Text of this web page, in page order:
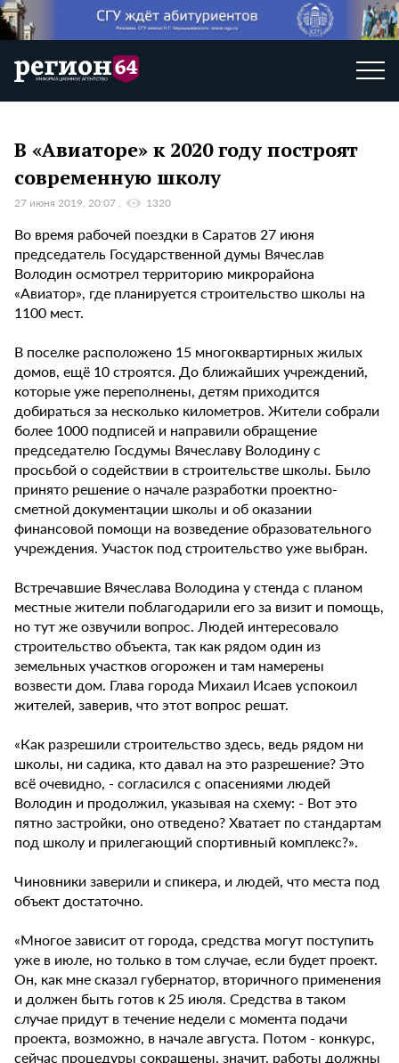
В «Авиаторе» к 2020 году построят
современную школу
27 июня 2019, 20:07 1320
Во время рабочей поездки в Саратов 27 июня
председатель Государственной думы Вячеслав
Володин осмотрел территорию микрорайона
«Авиатор», где планируется строительство школы на
1100 мест.
В поселке расположено 15 многоквартирных жилых
домов, ещё 10 строятся. До ближайших учреждений,
которые уже переполнены, детям приходится
добираться за несколько километров. Жители собрали
более 1000 подписей и направили обращение
председателю Госдумы Вячеславу Володину с
просьбой о содействии в строительстве школы. Было
принято решение о начале разработки проектно-
сметной документации школы и об оказании
финансовой помощи на возведение образовательного
учреждения. Участок под строительство уже выбран.
Встречавшие Вячеслава Володина у стенда с планом
местные жители поблагодарили его за визит и помощь,
но тут же озвучили вопрос. Людей интересовало
строительство объекта, так как рядом один из
земельных участков огорожен и там намерены
возвести дом. Глава города Михаил Исаев успокоил
жителей, заверив, что этот вопрос решат.
«Как разрешили строительство здесь, ведь рядом ни
школы, ни садика, кто давал на это разрешение? Это
всё очевидно, - согласился с опасениями людей
Володин и продолжил, указывая на схему: - Вот это
пятно застройки, оно отведено? Хватает по стандартам
под школу и прилегающий спортивный комплекс?».
Чиновники заверили и спикера, и людей, что места под
объект достаточно.
«Многое зависит от города, средства могут поступить
уже в июле, но только в том случае, если будет проект.
Он, как мне сказал губернатор, вторичного применения
и должен быть готов к 25 июля. Средства в таком
случае придут в течение недели с момента подачи
проекта, возможно, в начале августа. Потом - конкурс,
сейчас процедуры сокращены, значит, работы должны